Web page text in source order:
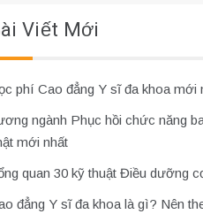
Viết Mới
phí Cao đẳng Y sĩ đa khoa mới
ngành Phục hồi chức năng
mới nhất
quan 30 kỹ thuật Điều dưỡng
đẳng Y sĩ đa khoa là gì? Nên